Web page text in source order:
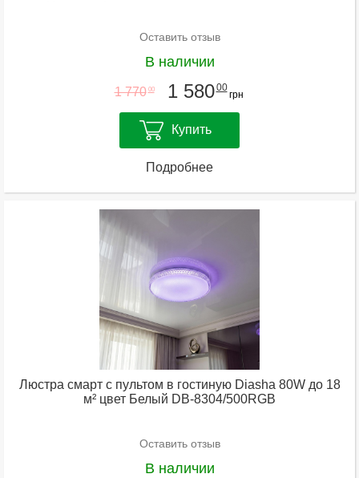
Оставить отзыв
В наличии
1 770 00 1 58000
грн
Купить
Подробнее
Люстра смарт с пультом в гостиную Diasha 80W до 18
м² цвет Белый DB-8304/500RGB
Оставить отзыв
В наличии